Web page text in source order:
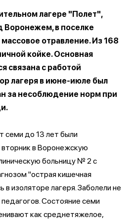
лагере "Полет",
Воронежем, в поселке
отравление. Из 168
койке. Основная
связана с работой
лагеря в июне-июле был
за несоблюдение норм при
семи до 13 лет были
вторник в Воронежскую
больницу № 2 с
"острая кишечная
в изоляторе лагеря. Заболели не
Состояние семи
как среднетяжелое,